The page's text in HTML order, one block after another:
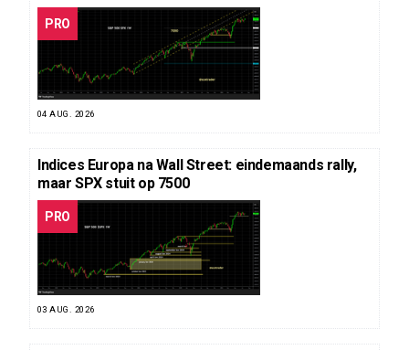
PRO
04 AUG. 2026
Indices Europa na Wall Street: eindemaands rally,
maar SPX stuit op 7500
PRO
03 AUG. 2026